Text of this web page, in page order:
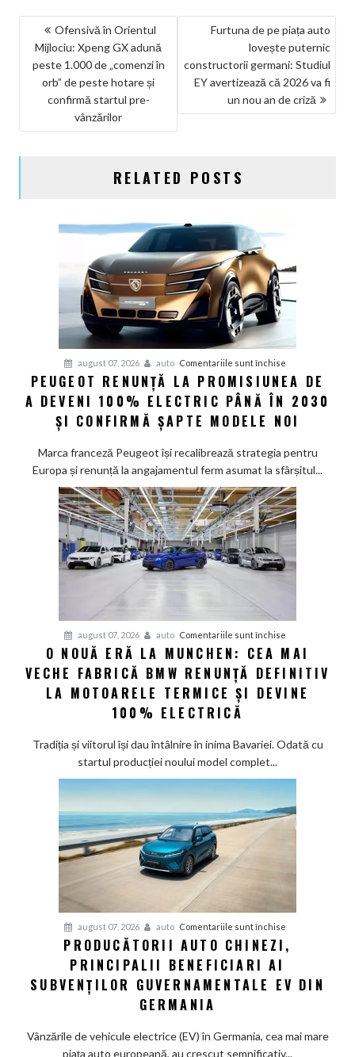
NAVIGARE
ÎN
ARTICOLE
Ofensivă în Orientul
Mijlociu: Xpeng GX adună
peste 1.000 de „comenzi în
orb” de peste hotare și
confirmă startul pre-
vânzărilor
Furtuna de pe piața auto
lovește puternic
constructorii germani: Studiul
EY avertizează că 2026 va fi
un nou an de criză
RELATED POSTS
august 07, 2026 auto Comentariile sunt închise
Peugeot
renunță
la
de
a
100%
electric
până
2030
șapte
noi
PEUGEOT RENUNȚĂ LA PROMISIUNEA DE
A DEVENI 100% ELECTRIC PÂNĂ ÎN 2030
ȘI CONFIRMĂ ȘAPTE MODELE NOI
Marca franceză Peugeot își recalibrează strategia pentru
Europa și renunță la angajamentul ferm asumat la sfârșitul...
august 07, 2026 auto Comentariile sunt închise
O
nouă
eră
Cea
BMW
renunță
și
100%
O NOUĂ ERĂ LA MUNCHEN: CEA MAI
VECHE FABRICĂ BMW RENUNȚĂ DEFINITIV
LA MOTOARELE TERMICE ȘI DEVINE
100% ELECTRICĂ
Tradiția și viitorul își dau întâlnire în inima Bavariei. Odată cu
startul producției noului model complet...
august 07, 2026 auto Comentariile sunt închise
chinezi,
PRODUCĂTORII AUTO CHINEZI,
PRINCIPALII BENEFICIARI AI
SUBVENȚILOR GUVERNAMENTALE EV DIN
GERMANIA
Vânzările de vehicule electrice (EV) în Germania, cea mai mare
piața auto europeană, au crescut semnificativ...